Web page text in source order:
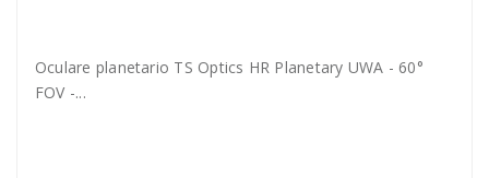
Oculare planetario TS Optics HR Planetary UWA - 60°
FOV -...